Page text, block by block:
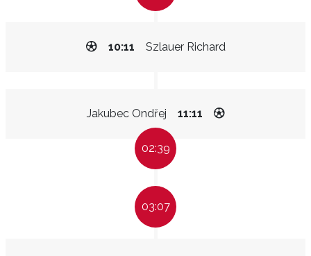
Szlauer Richard
10:11
Jakubec Ondřej 11:11
02:39
03:07